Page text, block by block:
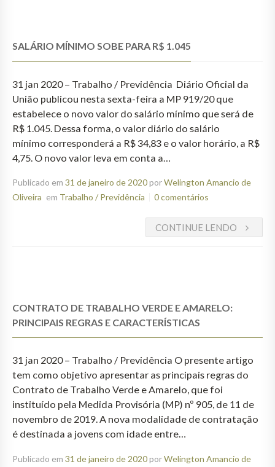
SALÁRIO MÍNIMO SOBE PARA R$ 1.045
31 jan 2020 – Trabalho / Previdência Diário Oficial da
União publicou nesta sexta-feira a MP 919/20 que
estabelece o novo valor do salário mínimo que será de
R$ 1.045. Dessa forma, o valor diário do salário
mínimo corresponderá a R$ 34,83 e o valor horário, a R$
4,75. O novo valor leva em conta a…
Publicado em 31 de janeiro de 2020porWelington Amancio de
Oliveira em Trabalho / Previdência 0 comentários
CONTINUE LENDO
CONTRATO DE TRABALHO VERDE E AMARELO:
PRINCIPAIS REGRAS E CARACTERÍSTICAS
31 jan 2020 – Trabalho / Previdência O presente artigo
tem como objetivo apresentar as principais regras do
Contrato de Trabalho Verde e Amarelo, que foi
instituído pela Medida Provisória (MP) nº 905, de 11 de
novembro de 2019. A nova modalidade de contratação
é destinada a jovens com idade entre…
Publicado em 31 de janeiro de 2020porWelington Amancio de